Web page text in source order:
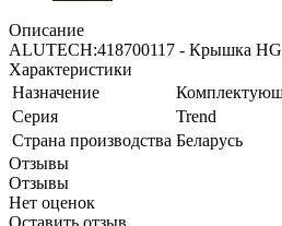
Описание
ALUTECH:418700117 - Крышка
Характеристики
Назначение
Серия
Trend
Страна производства Беларусь
Отзывы
Отзывы
Нет оценок